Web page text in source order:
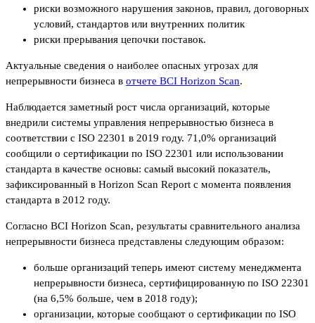
риски возможного нарушения законов, правил, договорных
условий, стандартов или внутренних политик
риски прерывания цепочки поставок.
Актуальные сведения о наиболее опасных угрозах для
непрерывности бизнеса в отчете BCI Horizon Scan.
Наблюдается заметный рост числа организаций, которые
внедрили системы управления непрерывностью бизнеса в
соответствии с ISO 22301 в 2019 году. 71,0% организаций
сообщили о сертификации по ISO 22301 или использовании
стандарта в качестве основы: самый высокий показатель,
зафиксированный в Horizon Scan Report с момента появления
стандарта в 2012 году.
Согласно BCI Horizon Scan, результаты сравнительного анализа
непрерывности бизнеса представлены следующим образом:
больше организаций теперь имеют систему менеджмента
непрерывности бизнеса, сертифицированную по ISO 22301
(на 6,5% больше, чем в 2018 году);
организации, которые сообщают о сертификации по ISO